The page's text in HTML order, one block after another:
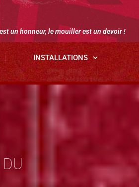
un honneur, le mouiller est un devoir !
INSTALLATIONS